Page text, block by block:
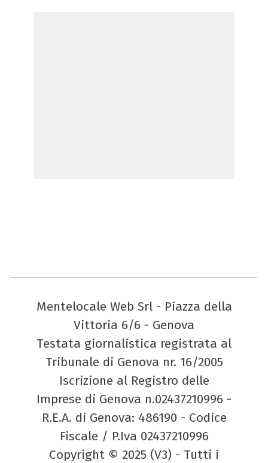
Mentelocale Web Srl - Piazza della
Vittoria 6/6 - Genova
Testata giornalistica registrata al
Tribunale di Genova nr. 16/2005
Iscrizione al Registro delle
Imprese di Genova n.02437210996 -
R.E.A. di Genova: 486190 - Codice
Fiscale / P.Iva 02437210996
Copyright © 2025 (V3) - Tutti i